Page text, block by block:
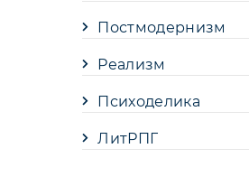
Постмодернизм
Реализм
Психоделика
ЛитРПГ